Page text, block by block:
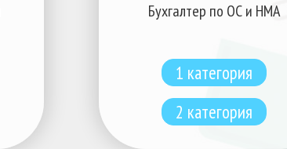
Бухгалтер по ОС и НМА
1 категория
2 категория